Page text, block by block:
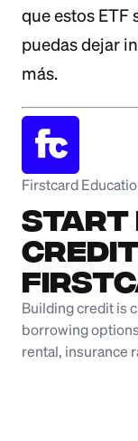
que estos ETF
puedas dejar
más.
Firstcard
Start
Building credit is
borrowing
rental, insurance